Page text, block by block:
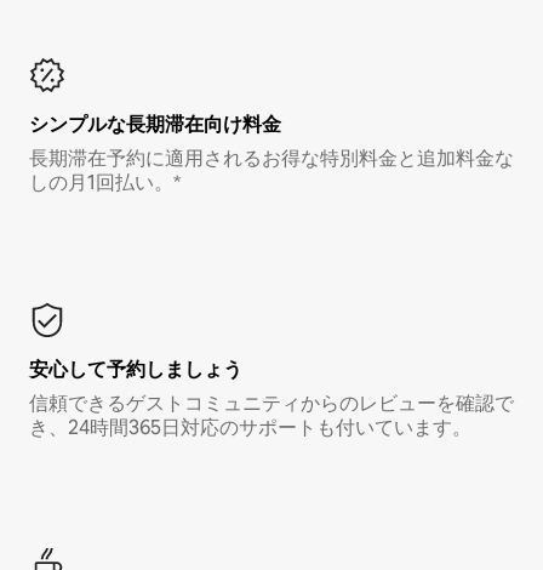
シンプルな長期滞在向け料金
長期滞在予約に適用されるお得な特別料金と追加料金な
しの月1回払い。*
安心して予約しましょう
信頼できるゲストコミュニティからのレビューを確認で
き、24時間365日対応のサポートも付いています。